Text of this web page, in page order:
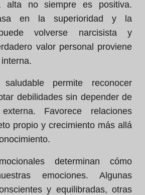
alta no siempre es positiva.
en la superioridad y la
volverse narcisista y
valor personal proviene
permite reconocer
debilidades sin depender de
Favorece relaciones
propio y crecimiento más allá
determinan cómo
emociones. Algunas
y equilibradas, otras